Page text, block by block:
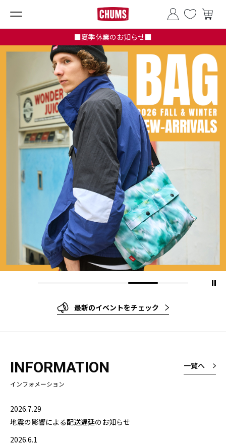
■夏季休業のお知らせ■
最新のイベントをチェック
INFORMATION
インフォメーション
一覧へ
2026.7.29
地震の影響による配送遅延のお知らせ
2026.6.1